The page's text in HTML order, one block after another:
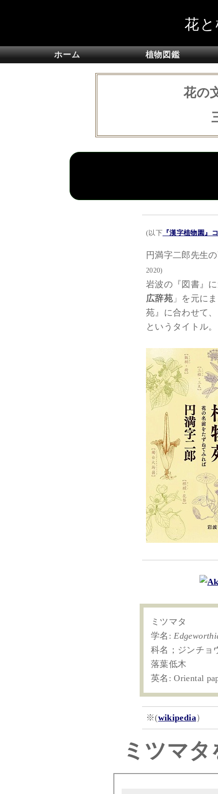
花
ホーム 植物図鑑
花の
(以下 『漢字植物園』
円満字二郎先生
2020)
岩波の『図書』
広辞苑 」を元にまとめ
苑』に合わせて
というタイトル。
ミツマタ
学名:
科名；ジンチョ
落葉低木
英名: Oriental
※(wikipedia ）
ミツマ